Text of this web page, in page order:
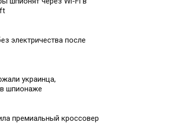
электричества после
украинца,
шпионаже
премиальный кроссовер